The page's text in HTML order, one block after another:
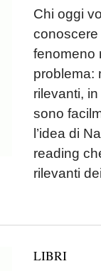
Chi oggi
conoscere
fenomeno
problema:
rilevanti,
sono
l’idea di
reading
rilevanti
LIBRI